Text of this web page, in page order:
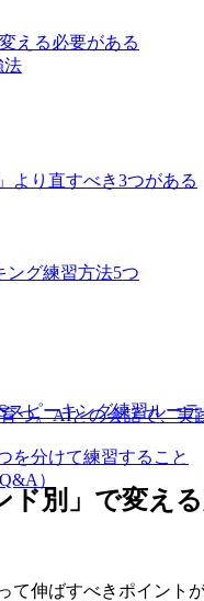
える必要がある
法
より直すべき3つがある
ング練習方法5つ
スピーキング練習ルー
を分けて練習すること
）
つ。AIとの会話で、実
別」で変え
て伸ばすべきポイン